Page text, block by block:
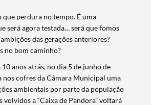
que perdura no tempo. É uma
será agora testada… será que fomos
das gerações anteriores?
no bom caminho?
anos atrás, no dia 5 de junho de
nos cofres da Câmara Municipal uma
ambientais por parte da população
volvidos a “Caixa de Pandora” voltará